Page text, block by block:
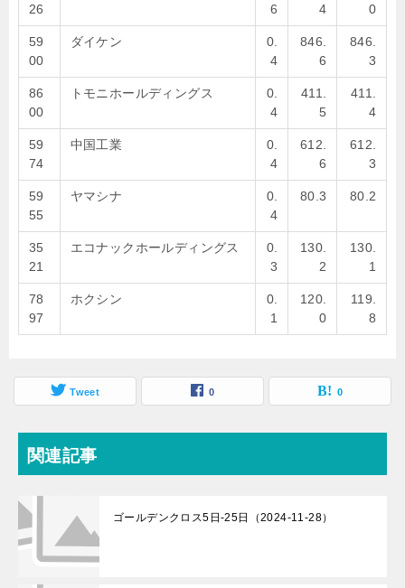
26
6
4
0
59
00
ダイケン
0.
4
846.
6
846.
3
86
00
トモニホールディングス
0.
4
411.
5
411.
4
59
74
中国工業
0.
4
612.
6
612.
3
59
55
ヤマシナ
0.
4
80.3 80.2
35
21
エコナックホールディングス
0.
3
130.
2
130.
1
78
97
ホクシン
0.
1
120.
0
119.
8
Tweet 0 0
関連記事
ゴールデンクロス5日-25日（2024-11-28）